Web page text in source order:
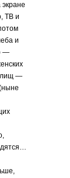
ТВ и
и
—
—